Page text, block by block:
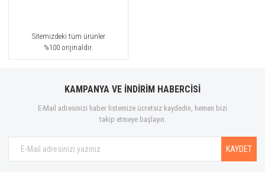
Sitemizdeki tüm ürünler
%100 orijinaldir.
KAMPANYA VE İNDİRİM HABERCİSİ
E-Mail adresinizi haber listemize ücretsiz kaydedin, hemen bizi
takip etmeye başlayın.
KAYDET